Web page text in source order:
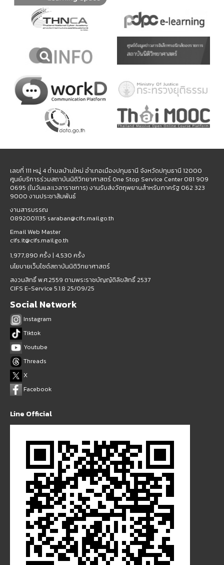
เลขที่ 111 หมู่ 4 ตำบลบ้านใหม่ อำเภอเมืองปทุมธานี จังหวัดปทุมธานี 12000
ศูนย์บริการร่วมสถาบันนิติวิทยาศาสตร์ One Stop Service Center 081 909
0695 (ในวันและเวลาราชการ) งานรับส่งวัตถุพยานสำหรับภาครัฐ 062 323
9000 งานประชาสัมพันธ์
งานสารบรรณ
0892001135 saraban@cifs.mail.go.th
Email Web Master
cifs.it@cifs.mail.go.th
1,977,890 ครั้ง | 4,530 ครั้ง
นโยบายเว็บไซต์สถาบันนิติวิทยาศาสตร์
สงวนสิทธิ์ พ.ศ.2559 ตามพระราชบัญญัติลิขสิทธิ์ 2537
CIFS E-Service 5.1.8 25/09/25
Social Network
Instagram
Tiktok
Youtube
Threads
X
Facebook
Line Official